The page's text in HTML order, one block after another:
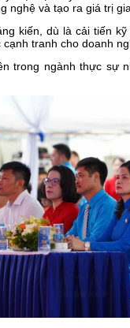
nghệ và tạo ra giá trị
kiến, dù là cải tiến
tranh cho doanh
trong ngành thực sự